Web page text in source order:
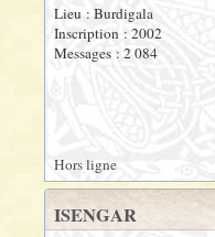
Lieu : Burdigala
Inscription : 2002
Messages : 2 084
Hors ligne
ISENGAR